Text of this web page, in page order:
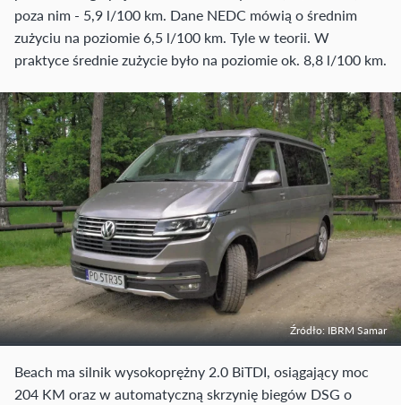
poza nim - 5,9 l/100 km. Dane NEDC mówią o średnim
zużyciu na poziomie 6,5 l/100 km. Tyle w teorii. W
praktyce średnie zużycie było na poziomie ok. 8,8 l/100 km.
Źródło: IBRM Samar
Beach ma silnik wysokoprężny 2.0 BiTDI, osiągający moc
204 KM oraz w automatyczną skrzynię biegów DSG o